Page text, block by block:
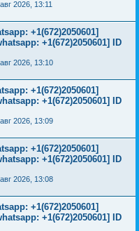
2026, 13:11
+1(672)2050601]
+1(672)2050601] ID
2026, 13:10
+1(672)2050601]
+1(672)2050601] ID
2026, 13:09
+1(672)2050601]
+1(672)2050601] ID
2026, 13:08
+1(672)2050601]
+1(672)2050601] ID